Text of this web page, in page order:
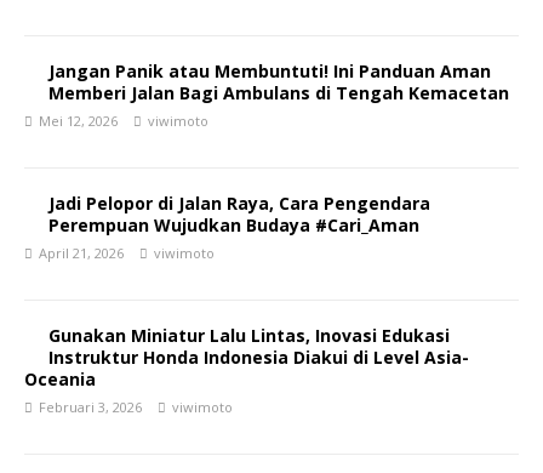
Jangan Panik atau Membuntuti! Ini Panduan Aman
Memberi Jalan Bagi Ambulans di Tengah Kemacetan
Mei 12, 2026 viwimoto
Jadi Pelopor di Jalan Raya, Cara Pengendara
Perempuan Wujudkan Budaya #Cari_Aman
April 21, 2026 viwimoto
Gunakan Miniatur Lalu Lintas, Inovasi Edukasi
Instruktur Honda Indonesia Diakui di Level Asia-
Oceania
Februari 3, 2026 viwimoto